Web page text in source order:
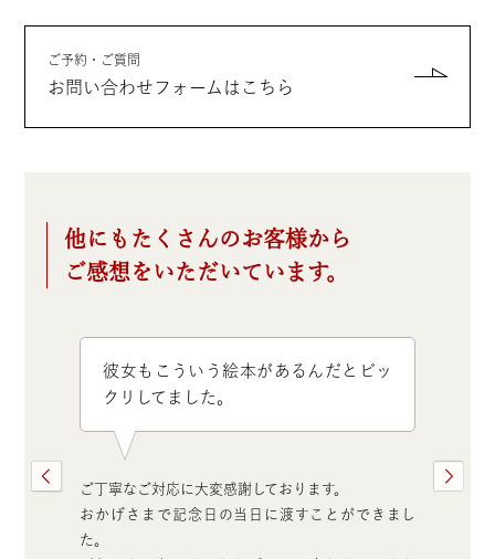
ご予約・ご質問
お問い合わせフォームはこちら
他にもたくさんのお客様から
ご感想をいただいています。
彼女もこういう絵本があるんだとビッ
クリしてました。
ご丁寧なご対応に大変感謝しております。
おかげさまで記念日の当日に渡すことができまし
た。